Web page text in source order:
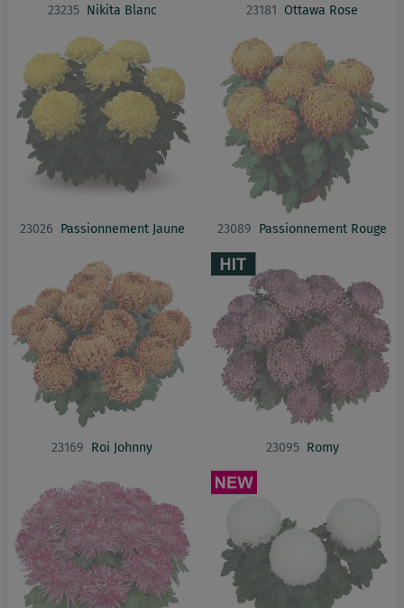
23235 Nikita Blanc 23181 Ottawa Rose
23026 Passionnement Jaune 23089 Passionnement Rouge
23169 Roi Johnny 23095 Romy